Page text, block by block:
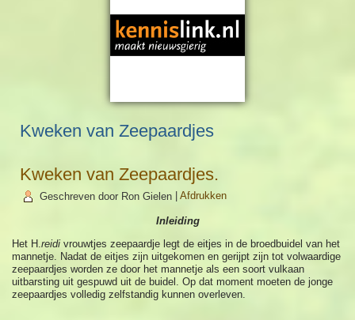
Kweken van Zeepaardjes
Kweken van Zeepaardjes.
Geschreven door Ron Gielen |Afdrukken
Inleiding
Het H.reidi vrouwtjes zeepaardje legt de eitjes in de broedbuidel van het
mannetje. Nadat de eitjes zijn uitgekomen en gerijpt zijn tot volwaardige
zeepaardjes worden ze door het mannetje als een soort vulkaan
uitbarsting uit gespuwd uit de buidel. Op dat moment moeten de jonge
zeepaardjes volledig zelfstandig kunnen overleven.